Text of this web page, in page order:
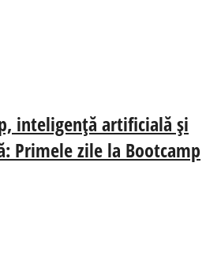
inteligență artificială și
Primele zile la Bootcamp